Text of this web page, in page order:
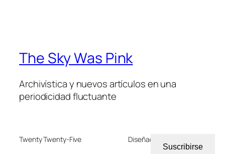
The Sky Was Pink
Archivística y nuevos artículos en una
periodicidad fluctuante
Twenty Twenty-Five Diseñado con
Suscribirse